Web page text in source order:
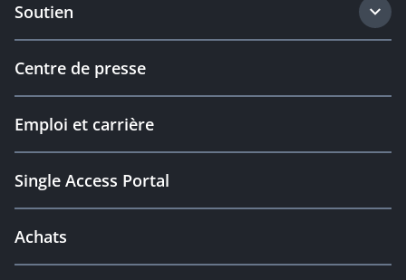
Soutien
Centre de presse
Emploi et carrière
Single Access Portal
Achats